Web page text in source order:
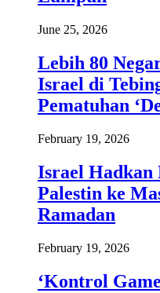
June 25, 2026
Lebih 80
Israel di
Pematuhan
February 19, 2026
Israel Hadkan
Palestin ke
Ramadan
February 19, 2026
‘Kontrol